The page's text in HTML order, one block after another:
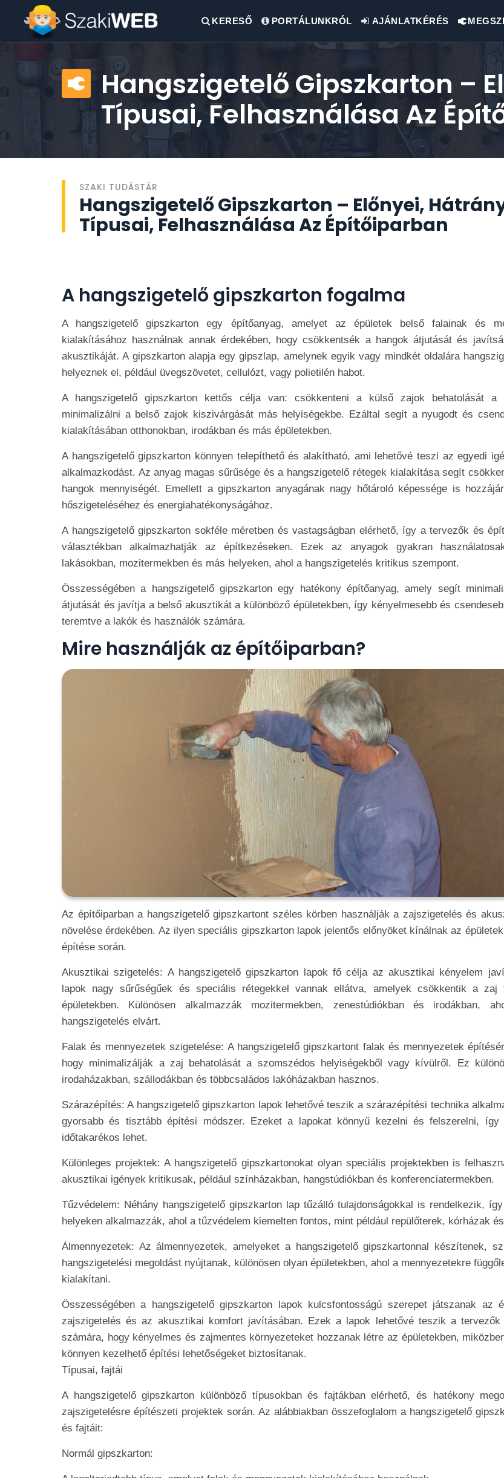
KERESŐ PORTÁLUNKRÓL AJÁNLATKÉRÉS
Hangszigetelő Gipszkarton –
Típusai, Felhasználása Az
SZAKI TUDÁSTÁR
Hangszigetelő Gipszkarton – Előnyei,
Típusai, Felhasználása Az Építőiparban
A hangszigetelő gipszkarton fogalma
A hangszigetelő gipszkarton egy építőanyag, amelyet az épületek belső falainak és
kialakításához használnak annak érdekében, hogy csökkentsék a hangok átjutását és
akusztikáját. A gipszkarton alapja egy gipszlap, amelynek egyik vagy mindkét oldalára
helyeznek el, például üvegszövetet, cellulózt, vagy polietilén habot.
A hangszigetelő gipszkarton kettős célja van: csökkenteni a külső zajok behatolását a
minimalizálni a belső zajok kiszivárgását más helyiségekbe. Ezáltal segít a nyugodt és
kialakításában otthonokban, irodákban és más épületekben.
A hangszigetelő gipszkarton könnyen telepíthető és alakítható, ami lehetővé teszi az egyedi
alkalmazkodást. Az anyag magas sűrűsége és a hangszigetelő rétegek kialakítása segít
hangok mennyiségét. Emellett a gipszkarton anyagának nagy hőtároló képessége is
hőszigeteléséhez és energiahatékonyságához.
A hangszigetelő gipszkarton sokféle méretben és vastagságban elérhető, így a tervezők és
választékban alkalmazhatják az építkezéseken. Ezek az anyagok gyakran
lakásokban, mozitermekben és más helyeken, ahol a hangszigetelés kritikus szempont.
Összességében a hangszigetelő gipszkarton egy hatékony építőanyag, amely segít
átjutását és javítja a belső akusztikát a különböző épületekben, így kényelmesebb és
teremtve a lakók és használók számára.
Mire használják az építőiparban?
Az építőiparban a hangszigetelő gipszkartont széles körben használják a zajszigetelés és
növelése érdekében. Az ilyen speciális gipszkarton lapok jelentős előnyöket kínálnak az
építése során.
Akusztikai szigetelés: A hangszigetelő gipszkarton lapok fő célja az akusztikai kényelem
lapok nagy sűrűségűek és speciális rétegekkel vannak ellátva, amelyek csökkentik a zaj
épületekben. Különösen alkalmazzák mozitermekben, zenestúdiókban és irodákban,
hangszigetelés elvárt.
Falak és mennyezetek szigetelése: A hangszigetelő gipszkartont falak és mennyezetek
hogy minimalizálják a zaj behatolását a szomszédos helyiségekből vagy kívülről. Ez
irodaházakban, szállodákban és többcsaládos lakóházakban hasznos.
Szárazépítés: A hangszigetelő gipszkarton lapok lehetővé teszik a szárazépítési technika
gyorsabb és tisztább építési módszer. Ezeket a lapokat könnyű kezelni és felszerelni, így
időtakarékos lehet.
Különleges projektek: A hangszigetelő gipszkartonokat olyan speciális projektekben is
akusztikai igények kritikusak, például színházakban, hangstúdiókban és konferenciatermekben.
Tűzvédelem: Néhány hangszigetelő gipszkarton lap tűzálló tulajdonságokkal is rendelkezik,
helyeken alkalmazzák, ahol a tűzvédelem kiemelten fontos, mint például repülőterek, kórházak
Álmennyezetek: Az álmennyezetek, amelyeket a hangszigetelő gipszkartonnal készítenek,
hangszigetelési megoldást nyújtanak, különösen olyan épületekben, ahol a mennyezetekre
kialakítani.
Összességében a hangszigetelő gipszkarton lapok kulcsfontosságú szerepet játszanak az
zajszigetelés és az akusztikai komfort javításában. Ezek a lapok lehetővé teszik a
számára, hogy kényelmes és zajmentes környezeteket hozzanak létre az épületekben,
könnyen kezelhető építési lehetőségeket biztosítanak.
Típusai, fajtái
A hangszigetelő gipszkarton különböző típusokban és fajtákban elérhető, és hatékony
zajszigetelésre építészeti projektek során. Az alábbiakban összefoglalom a hangszigetelő
és fajtáit:
Normál gipszkarton: